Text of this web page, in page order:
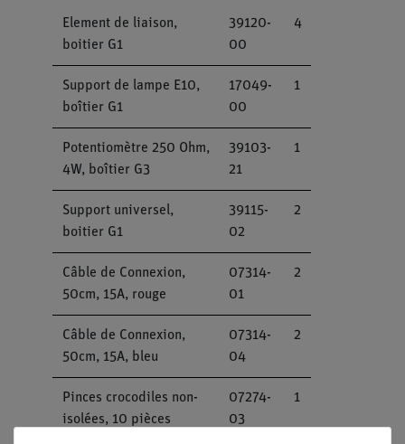
Element de liaison,
boitier G1
39120-
00
4
Support de lampe E10,
boîtier G1
17049-
00
1
Potentiomètre 250 Ohm,
4W, boîtier G3
39103-
21
1
Support universel,
boitier G1
39115-
02
2
Câble de Connexion,
50cm, 15A, rouge
07314-
01
2
Câble de Connexion,
50cm, 15A, bleu
07314-
04
2
Pinces crocodiles non-
isolées, 10 pièces
07274-
03
1